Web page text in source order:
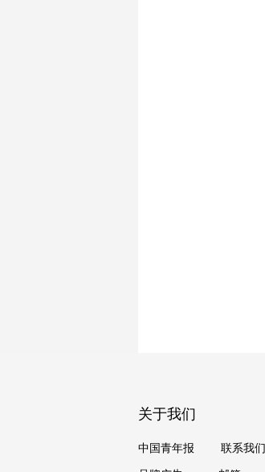
关于我们
中国青年报 联系我们